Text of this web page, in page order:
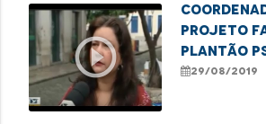
play_circle_outline
projeto
Plantão
Defensoria
29/08/2019